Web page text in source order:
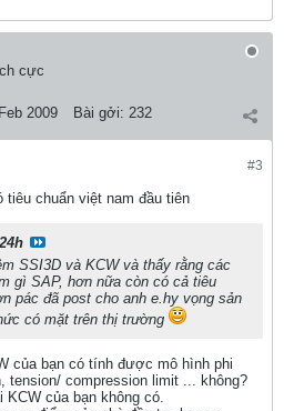
cực
Feb 2009 Bài gởi: 232
#3
chuẩn việt nam đầu tiên
SSI3D và KCW và thấy rằng các
gì SAP, hơn nữa còn có cả tiêu
pác đã post cho anh e.hy vọng sản
có mặt trên thị trường
của bạn có tính được mô hình phi
tension/ compression limit ... không?
của bạn không có.